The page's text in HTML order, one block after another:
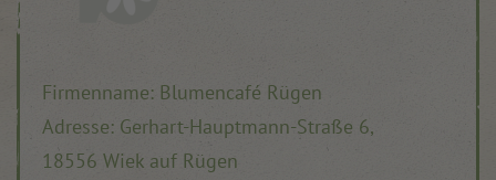
Firmenname: Blumencafé Rügen
Adresse: Gerhart-Hauptmann-Straße 6,
18556 Wiek auf Rügen